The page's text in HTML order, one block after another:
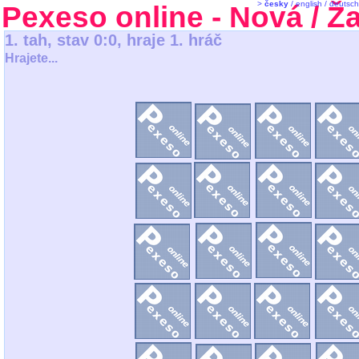
Pexeso online - Nová /
1. tah, stav 0:0, hraje 1. hráč
> česky /english / deutsch